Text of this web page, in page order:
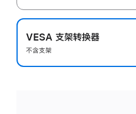
VESA 支架转换器
不含支架